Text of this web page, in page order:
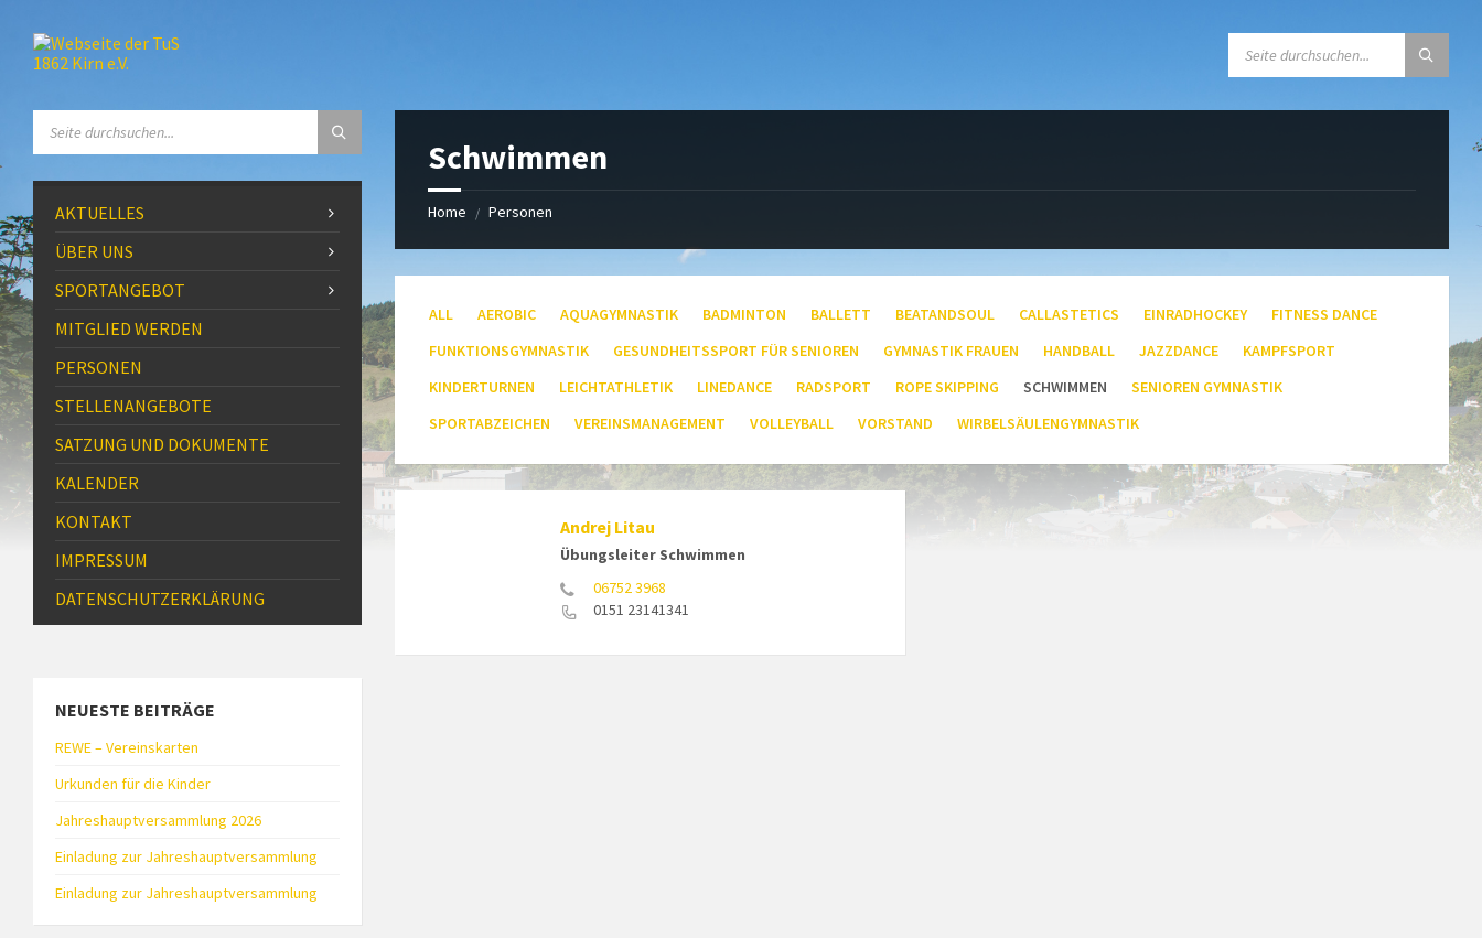
content
sidebar
footer
Schwimmen
Home / Personen
ALL AEROBIC AQUAGYMNASTIK BADMINTON BALLETT BEATANDSOUL CALLASTETICS EINRADHOCKEY
FITNESS DANCE
FUNKTIONSGYMNASTIK
GESUNDHEITSSPORT FÜR SENIOREN GYMNASTIK FRAUEN HANDBALL JAZZDANCE
KAMPFSPORT
KINDERTURNEN
LEICHTATHLETIK LINEDANCE RADSPORT ROPE SKIPPING SCHWIMMEN
SENIOREN GYMNASTIK
SPORTABZEICHEN
VEREINSMANAGEMENT VOLLEYBALL VORSTAND WIRBELSÄULENGYMNASTIK
Andrej Litau
Übungsleiter Schwimmen
06752 3968
0151 23141341
AKTUELLES
ÜBER UNS
SPORTANGEBOT
MITGLIED WERDEN
PERSONEN
STELLENANGEBOTE
SATZUNG UND DOKUMENTE
KALENDER
KONTAKT
IMPRESSUM
DATENSCHUTZ­ERKLÄRUNG
NEUESTE BEITRÄGE
REWE – Vereinskarten
Urkunden für die Kinder
Jahreshauptversammlung 2026
Einladung zur Jahreshauptversammlung
Einladung zur Jahreshauptversammlung